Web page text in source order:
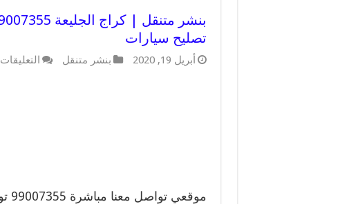
تصليح سيارات
أبريل 19, 2020 بنشر متنقل التعليقات
موقعي تواصل معنا مباشرة 99007355 تواصل معنا …